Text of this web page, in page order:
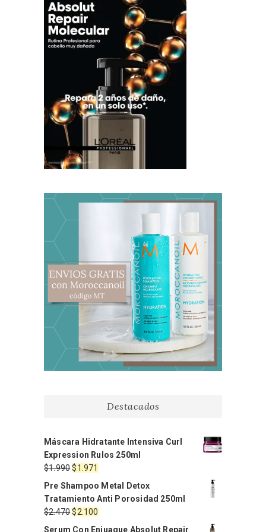
Destacados
Máscara Hidratante Intensiva Curl
Expression Rulos 250ml
$1.990El
original
era:
$1.990.
$1.971
precio
actual
es:
$1.971.
Pre Shampoo Metal Detox
Tratamiento Anti Porosidad 250ml
$2.470El
precio
$2.100
precio
Serum Con Enjuague Absolut Repair